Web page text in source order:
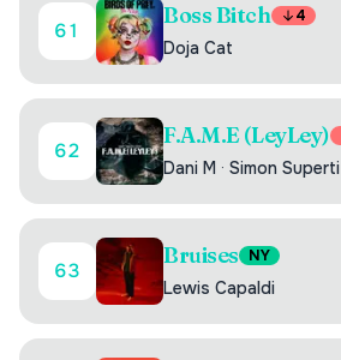
61
Boss Bitch 4
Doja Cat
62
F.A.M.E (LeyLey)
Dani M · Simon Superti
63
Bruises NY
Lewis Capaldi